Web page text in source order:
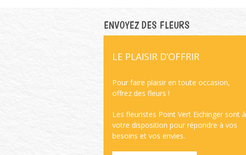
ENVOYEZ DES FLEURS
LE PLAISIR D’OFFRIR
Pour faire plaisir en toute occasion,
offrez des fleurs !
Les fleuristes Point Vert Eichinger sont à
votre disposition pour répondre à vos
besoins et vos envies.